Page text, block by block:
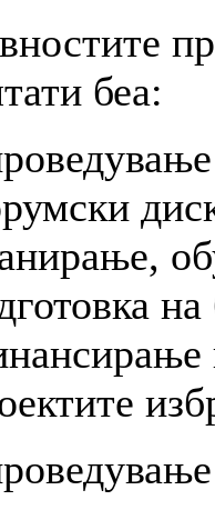
беа: